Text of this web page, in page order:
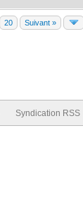
20 Suivant »
Syndication RSS